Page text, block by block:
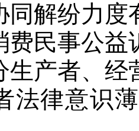
同解纷力度
费民事公
生产者、
法律意识